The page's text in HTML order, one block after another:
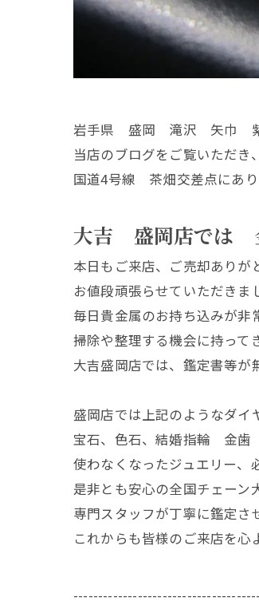
岩手県 盛岡 滝沢 矢巾
当店のブログをご覧いただき
国道4号線 茶畑交差点にあ
大吉 盛岡店では
本日もご来店、ご売却ありが
お値段頑張らせていただきま
毎日貴金属のお持ち込みが非
掃除や整理する機会に持って
大吉盛岡店では、鑑定書等が
盛岡店では上記のようなダイ
宝石、色石、結婚指輪 金歯
使わなくなったジュエリー、
是非とも安心の全国チェーン
専門スタッフが丁寧に鑑定さ
これからも皆様のご来店を心